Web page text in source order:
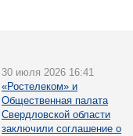
30 июля 2026 16:41
«Ростелеком» и
Общественная палата
Свердловской области
заключили соглашение о